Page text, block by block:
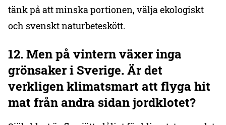
tänk på att minska portionen, välja ekologiskt
och svenskt naturbeteskött.
12. Menpå vintern växer inga
grönsaker i Sverige. Är det
verkligen klimatsmart att flyga hit
mat från andra sidan jordklotet?